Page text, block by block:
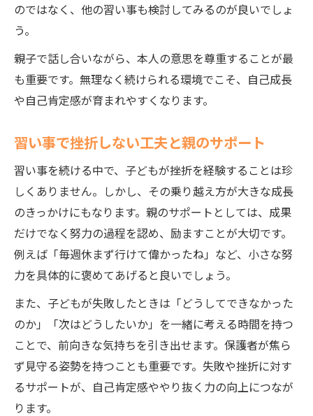
のではなく、他の習い事も検討してみるのが良いでしょ
う。
親子で話し合いながら、本人の意思を尊重することが最
も重要です。無理なく続けられる環境でこそ、自己成長
や自己肯定感が育まれやすくなります。
習い事で挫折しない工夫と親のサポート
習い事を続ける中で、子どもが挫折を経験することは珍
しくありません。しかし、その乗り越え方が大きな成長
のきっかけにもなります。親のサポートとしては、成果
だけでなく努力の過程を認め、励ますことが大切です。
例えば「毎週休まず行けて偉かったね」など、小さな努
力を具体的に褒めてあげると良いでしょう。
また、子どもが失敗したときは「どうしてできなかった
のか」「次はどうしたいか」を一緒に考える時間を持つ
ことで、前向きな気持ちを引き出せます。保護者が焦ら
ず見守る姿勢を持つことも重要です。失敗や挫折に対す
るサポートが、自己肯定感ややり抜く力の向上につなが
ります。